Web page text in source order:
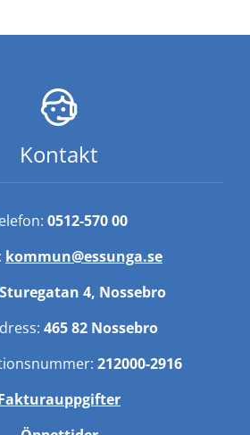
Kontakt
0512-570 00
kommun@essunga.se
Sturegatan 4, Nossebro
465 82 Nossebro
212000-2916